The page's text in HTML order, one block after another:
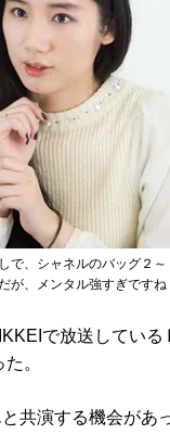
で、シャネルのバッグ２
が、メンタル強すぎですね
で放送している
。
共演する機会があ